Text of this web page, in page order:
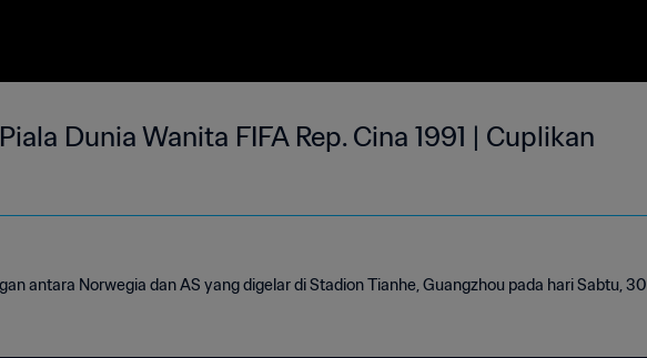
Dunia Wanita FIFA Rep. Cina 1991 | Cuplikan
antara Norwegia dan AS yang digelar di Stadion Tianhe, Guangzhou pada hari Sabtu, 30